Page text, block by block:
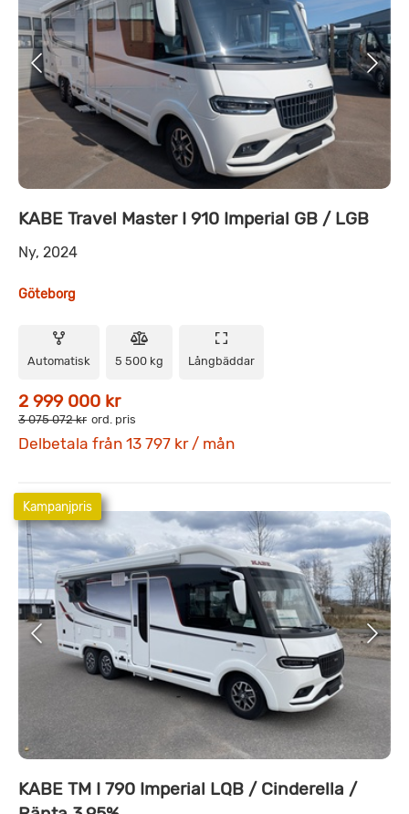
KABE Travel Master I 910 Imperial GB / LGB
Ny, 2024
Göteborg
Automatisk 5 500 kg Långbäddar
2 999 000 kr
3 075 072 kr ord. pris
Delbetala från 13 797 kr / mån
Kampanjpris
KABE TM I 790 Imperial LQB / Cinderella /